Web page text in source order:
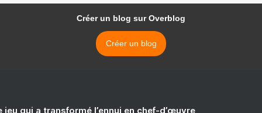
Créer un blog sur Overblog
Créer un blog
jeu qui a transformé l’ennui en chef-d’œuvre